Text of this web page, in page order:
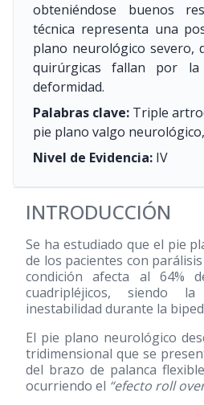
obteniéndose buenos
técnica representa una
plano neurológico severo,
quirúrgicas fallan por la
deformidad.
Palabras clave: Triple
pie plano valgo
Nivel de Evidencia: IV
INTRODUCCIÓN
Se ha estudiado que el pie
de los pacientes con
condición afecta al 64%
cuadripléjicos, siendo
inestabilidad durante la
El pie plano neurológico
tridimensional que se
del brazo de palanca
ocurriendo el “efecto roll